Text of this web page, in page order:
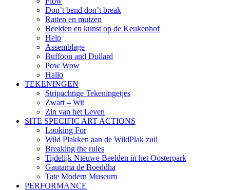
Don’t bend don’t break
Ratten en muizen
Beelden en kunst op de Keukenhof
Help
Assemblage
Buffoon and Dullard
Pow Wow
Hallo
TEKENINGEN
Stripachtige Tekeningetjes
Zwart – Wit
Zin van het Leven
SITE SPECIFIC ART ACTIONS
Looking For
Wild Plakken aan de WildPlak zuil
Breaking the rules
Tijdelijk Nieuwe Beelden in het Oosterpark
Gautama de Boeddha
Tate Modern Museum
PERFORMANCE